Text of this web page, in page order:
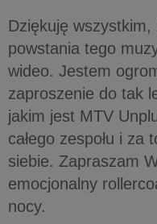
Dziękuję
powstania tego
wideo. Jestem
zaproszenie do tak
jakim jest MTV
całego zespołu i za
siebie. Zapraszam
emocjonalny
nocy.